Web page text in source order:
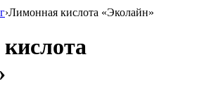
›Лимонная кислота «Эколайн»